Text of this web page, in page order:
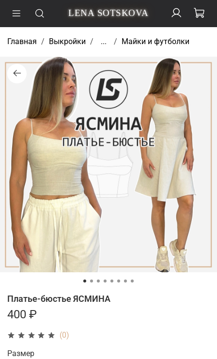
LENA SOTSKOVA
Главная Выкройки ... Майки и футболки
(0)
Платье-бюстье ЯСМИНА
400 ₽
Размер